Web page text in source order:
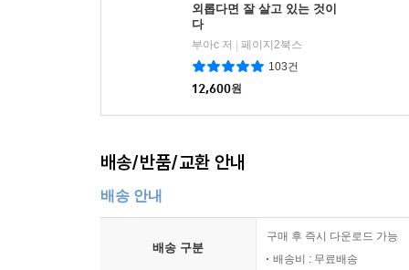
외롭다면 잘 살고 있는 것이
다
부아c 저 | 페이지2북스
103건
12,600원
배송/반품/교환 안내
배송 안내
배송 구분
구매 후 즉시 다운로드 가능
배송비 : 무료배송